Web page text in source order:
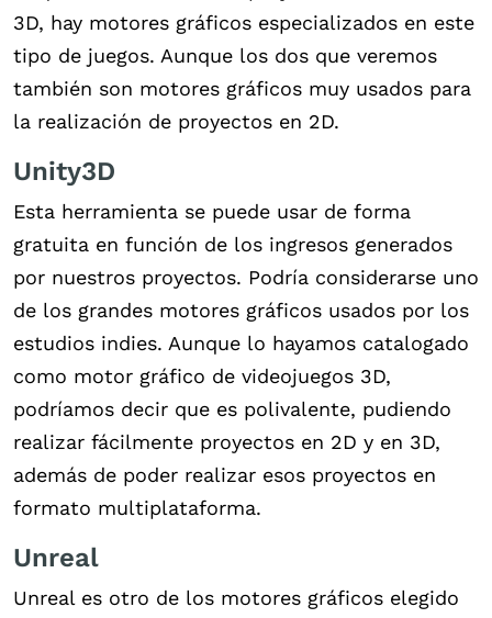
3D, hay motores gráficos especializados en este
tipo de juegos. Aunque los dos que veremos
también son motores gráficos muy usados para
la realización de proyectos en 2D.
Unity3D
Esta herramienta se puede usar de forma
gratuita en función de los ingresos generados
por nuestros proyectos. Podría considerarse uno
de los grandes motores gráficos usados por los
estudios indies. Aunque lo hayamos catalogado
como motor gráfico de videojuegos 3D,
podríamos decir que es polivalente, pudiendo
realizar fácilmente proyectos en 2D y en 3D,
además de poder realizar esos proyectos en
formato multiplataforma.
Unreal
Unreal es otro de los motores gráficos elegido